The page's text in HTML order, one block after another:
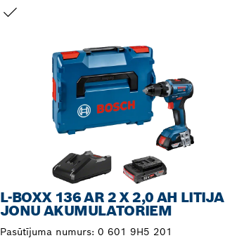
L-BOXX 136 AR 2 X 2,0 AH LITIJA
JONU AKUMULATORIEM
Pasūtījuma numurs: 0 601 9H5 201